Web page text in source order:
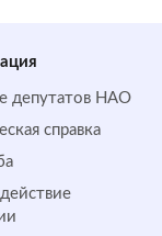
депутатов НАО
справка